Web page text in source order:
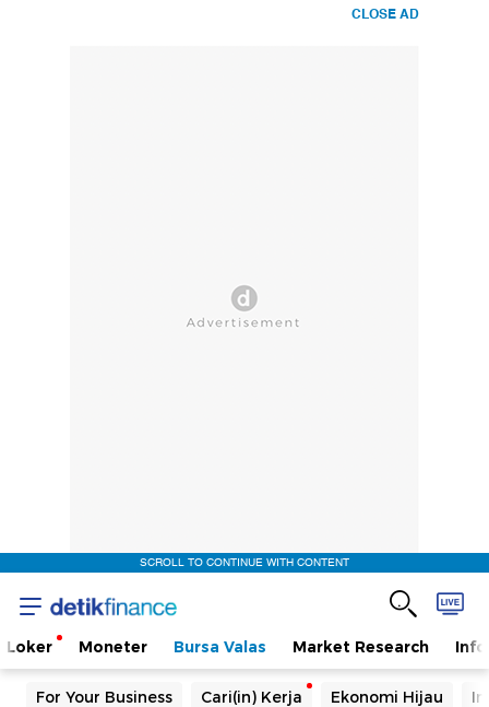
CLOSE AD
SCROLL TO CONTINUE WITH CONTENT
Loker Moneter Bursa Valas Market Research
For Your Business Cari(in) Kerja Ekonomi Hijau